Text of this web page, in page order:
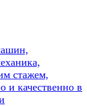
стажем,
и качественно в